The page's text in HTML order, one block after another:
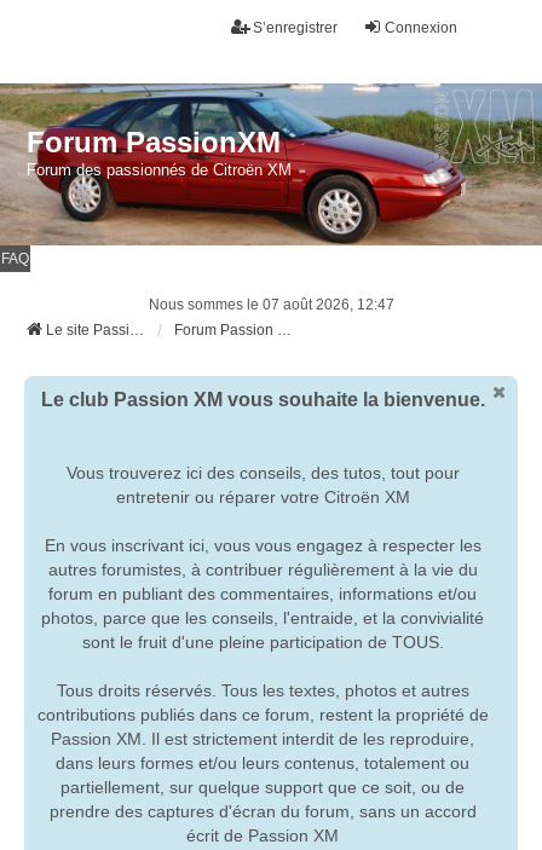
Connexion
S’enregistrer
Forum PassionXM
Forum des passionnés de Citroën XM
FAQ
Nous sommes le 07 août 2026, 12:47
Le site Passion XM
Forum Passion XM
Le club Passion XM vous souhaite la bienvenue.
Vous trouverez ici des conseils, des tutos, tout pour
entretenir ou réparer votre Citroën XM
En vous inscrivant ici, vous vous engagez à respecter les
autres forumistes, à contribuer régulièrement à la vie du
forum en publiant des commentaires, informations et/ou
photos, parce que les conseils, l'entraide, et la convivialité
sont le fruit d'une pleine participation de TOUS.
Tous droits réservés. Tous les textes, photos et autres
contributions publiés dans ce forum, restent la propriété de
Passion XM. Il est strictement interdit de les reproduire,
dans leurs formes et/ou leurs contenus, totalement ou
partiellement, sur quelque support que ce soit, ou de
prendre des captures d'écran du forum, sans un accord
écrit de Passion XM